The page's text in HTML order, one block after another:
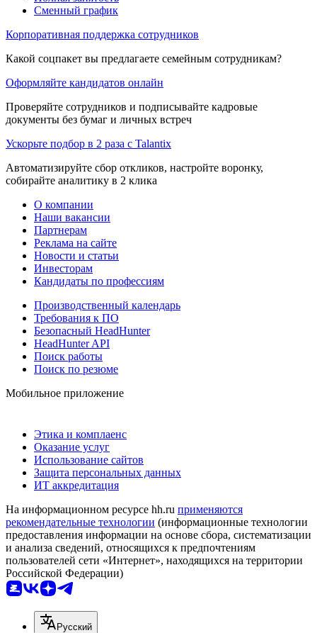
Сменный график
Корпоративная поддержка сотрудников
Какой соцпакет вы предлагаете семейным сотрудникам?
Оформляйте кандидатов онлайн
Проверяйте сотрудников и подписывайте кадровые
документы без бумаг и личных встреч
Ускорьте подбор в 2 раза с Talantix
Автоматизируйте сбор откликов, настройте воронку,
собирайте аналитику в 2 клика
О компании
Наши вакансии
Партнерам
Реклама на сайте
Новости и статьи
Инвесторам
Кандидаты по профессиям
Производственный календарь
Требования к ПО
Безопасный HeadHunter
HeadHunter API
Поиск работы
Поиск по резюме
Мобильное приложение
Этика и комплаенс
Оказание услуг
Использование сайтов
Защита персональных данных
ИТ аккредитация
На информационном ресурсе hh.ru применяются
рекомендательные технологии (информационные технологии
предоставления информации на основе сбора, систематизации
и анализа сведений, относящихся к предпочтениям
пользователей сети «Интернет», находящихся на территории
Российской Федерации)
Русский